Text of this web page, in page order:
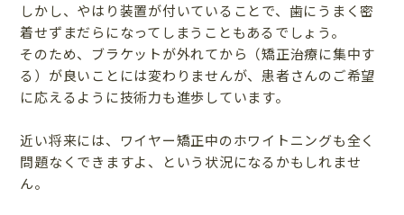
しかし、やはり装置が付いていることで、歯にうまく密
着せずまだらになってしまうこともあるでしょう。
そのため、ブラケットが外れてから（矯正治療に集中す
る）が良いことには変わりませんが、患者さんのご希望
に応えるように技術力も進歩しています。
近い将来には、ワイヤー矯正中のホワイトニングも全く
問題なくできますよ、という状況になるかもしれませ
ん。